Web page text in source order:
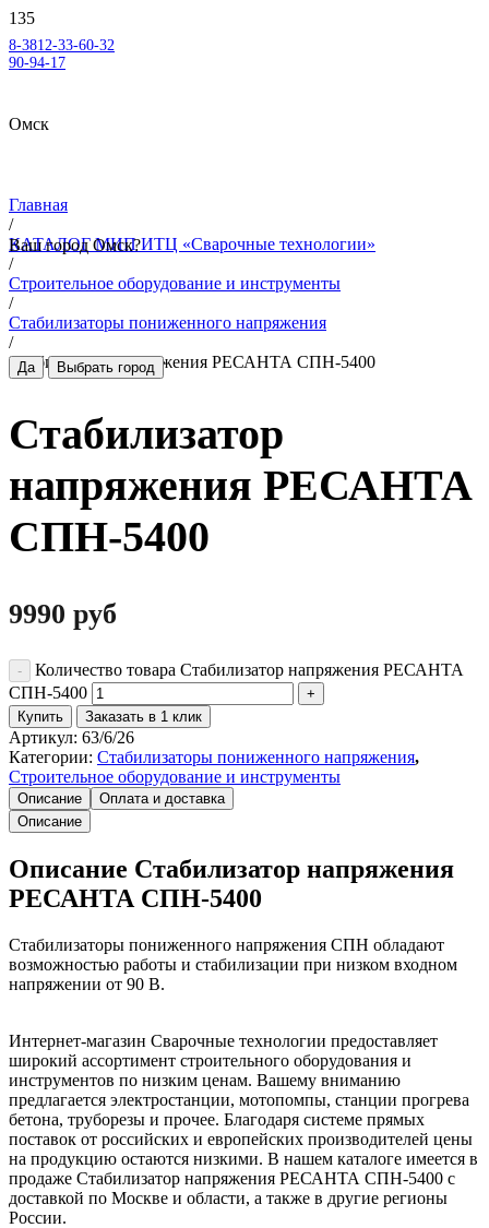
8-3812-33-60-32
90-94-17
Омск
Ваш городОмск?
Да Выбрать город
Главная
/
КАТАЛОГ МИП ИТЦ «Сварочные технологии»
/
Строительное оборудование и инструменты
/
Стабилизаторы пониженного напряжения
/
Стабилизатор напряжения РЕСАНТА СПН-5400
Стабилизатор
напряжения РЕСАНТА
СПН-5400
9990 руб
Количество товара Стабилизатор напряжения РЕСАНТА
СПН-5400
Купить Заказать в 1 клик
Артикул: 63/6/26
Категории: Стабилизаторы пониженного напряжения,
Строительное оборудование и инструменты
Описание
Оплата и доставка
Описание
Описание Стабилизатор напряжения
РЕСАНТА СПН-5400
Стабилизаторы пониженного напряжения СПН обладают
возможностью работы и стабилизации при низком входном
напряжении от 90 В.
Интернет-магазин Сварочные технологии предоставляет
широкий ассортимент строительного оборудования и
инструментов по низким ценам. Вашему вниманию
предлагается электростанции, мотопомпы, станции прогрева
бетона, труборезы и прочее. Благодаря системе прямых
поставок от российских и европейских производителей цены
на продукцию остаются низкими. В нашем каталоге имеется в
продаже Стабилизатор напряжения РЕСАНТА СПН-5400 с
доставкой по Москве и области, а также в другие регионы
России.